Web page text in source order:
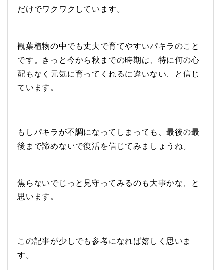
だけでワクワクしています。
観葉植物の中でも丈夫で育てやすいパキラのこと
です。きっと今から秋までの時期は、特に何の心
配もなく元気に育ってくれるに違いない、と信じ
ています。
もしパキラが不調になってしまっても、最後の最
後まで諦めないで復活を信じてみましょうね。
焦らないでじっと見守ってみるのも大事かな、と
思います。
この記事が少しでも参考になれば嬉しく思いま
す。